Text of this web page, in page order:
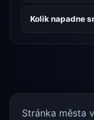
Kolik napadne
Stránka města